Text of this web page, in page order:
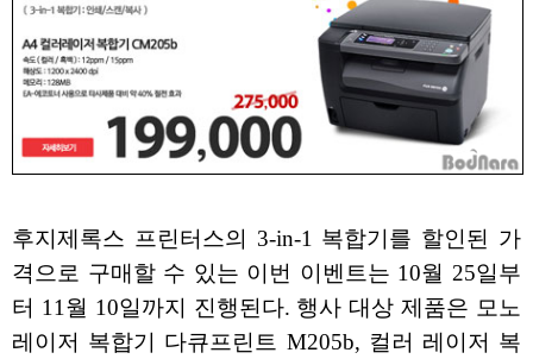
후지제록스 프린터스의 3-in-1 복합기를 할인된 가
격으로 구매할 수 있는 이번 이벤트는 10월 25일부
터 11월 10일까지 진행된다. 행사 대상 제품은 모노
레이저 복합기 다큐프린트 M205b, 컬러 레이저 복